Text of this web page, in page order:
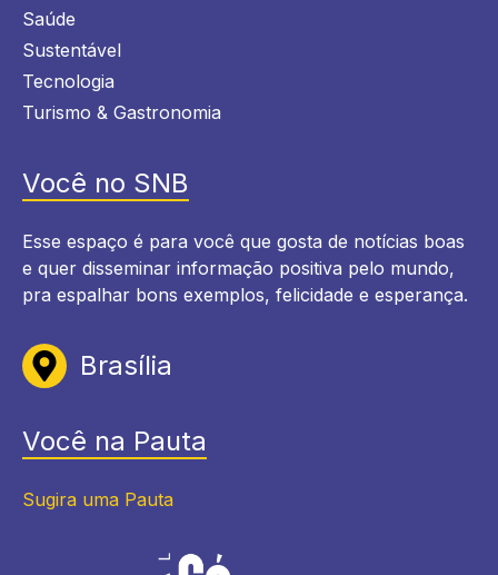
Saúde
Sustentável
Tecnologia
Turismo & Gastronomia
Você no SNB
Esse espaço é para você que gosta de notícias boas
e quer disseminar informação positiva pelo mundo,
pra espalhar bons exemplos, felicidade e esperança.
Brasília
Você na Pauta
Sugira uma Pauta